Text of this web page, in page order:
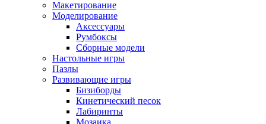
Макетирование
Моделирование
Аксессуары
Румбоксы
Сборные модели
Настольные игры
Пазлы
Развивающие игры
Бизиборды
Кинетический песок
Лабиринты
Мозаика